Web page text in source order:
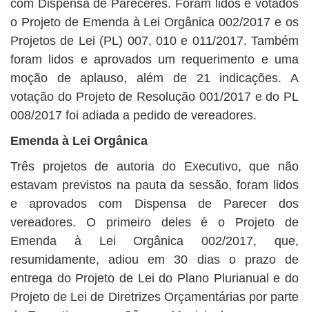
com Dispensa de Pareceres. Foram lidos e votados
o Projeto de Emenda à Lei Orgânica 002/2017 e os
Projetos de Lei (PL) 007, 010 e 011/2017. Também
foram lidos e aprovados um requerimento e uma
moção de aplauso, além de 21 indicações. A
votação do Projeto de Resolução 001/2017 e do PL
008/2017 foi adiada a pedido de vereadores.
Emenda à Lei Orgânica
Três projetos de autoria do Executivo, que não
estavam previstos na pauta da sessão, foram lidos
e aprovados com Dispensa de Parecer dos
vereadores. O primeiro deles é o Projeto de
Emenda à Lei Orgânica 002/2017, que,
resumidamente, adiou em 30 dias o prazo de
entrega do Projeto de Lei do Plano Plurianual e do
Projeto de Lei de Diretrizes Orçamentárias por parte